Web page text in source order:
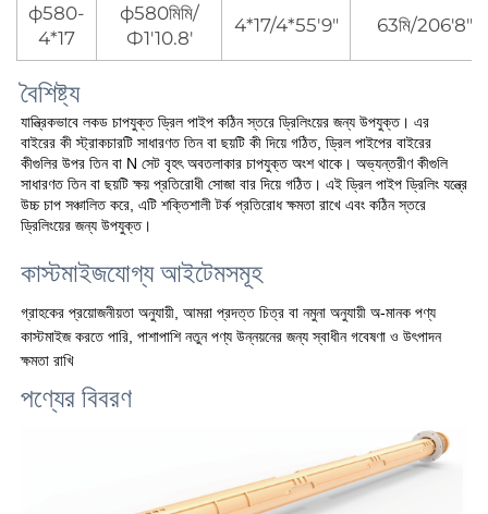
ф580-
4*17
ф580মিমি/
Ф1'10.8'
4*17/4*55'9" 63মি/206'8"
বৈশিষ্ট্য
যান্ত্রিকভাবে লকড চাপযুক্ত ড্রিল পাইপ কঠিন স্তরে ড্রিলিংয়ের জন্য উপযুক্ত। এর
বাইরের কী স্ট্রাকচারটি সাধারণত তিন বা ছয়টি কী দিয়ে গঠিত, ড্রিল পাইপের বাইরের
কীগুলির উপর তিন বা N সেট বৃহৎ অবতলাকার চাপযুক্ত অংশ থাকে। অভ্যন্তরীণ কীগুলি
সাধারণত তিন বা ছয়টি ক্ষয় প্রতিরোধী সোজা বার দিয়ে গঠিত। এই ড্রিল পাইপ ড্রিলিং যন্ত্রে
উচ্চ চাপ সঞ্চালিত করে, এটি শক্তিশালী টর্ক প্রতিরোধ ক্ষমতা রাখে এবং কঠিন স্তরে
ড্রিলিংয়ের জন্য উপযুক্ত।
কাস্টমাইজযোগ্য আইটেমসমূহ
গ্রাহকের প্রয়োজনীয়তা অনুযায়ী, আমরা প্রদত্ত চিত্র বা নমুনা অনুযায়ী অ-মানক পণ্য
কাস্টমাইজ করতে পারি, পাশাপাশি নতুন পণ্য উন্নয়নের জন্য স্বাধীন গবেষণা ও উৎপাদন
ক্ষমতা রাখি
পণ্যের বিবরণ